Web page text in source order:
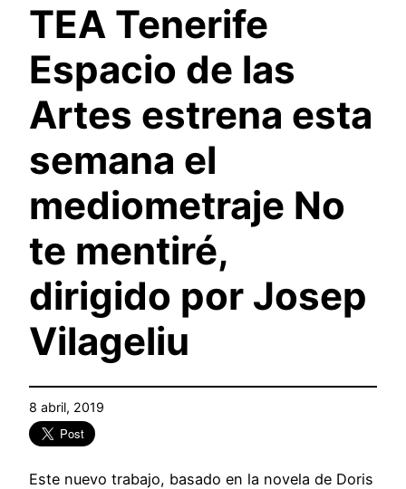
TEA Tenerife
Espacio de las
Artes estrena esta
semana el
mediometraje No
te mentiré,
dirigido por Josep
Vilageliu
8 abril, 2019
Este nuevo trabajo, basado en la novela de Doris